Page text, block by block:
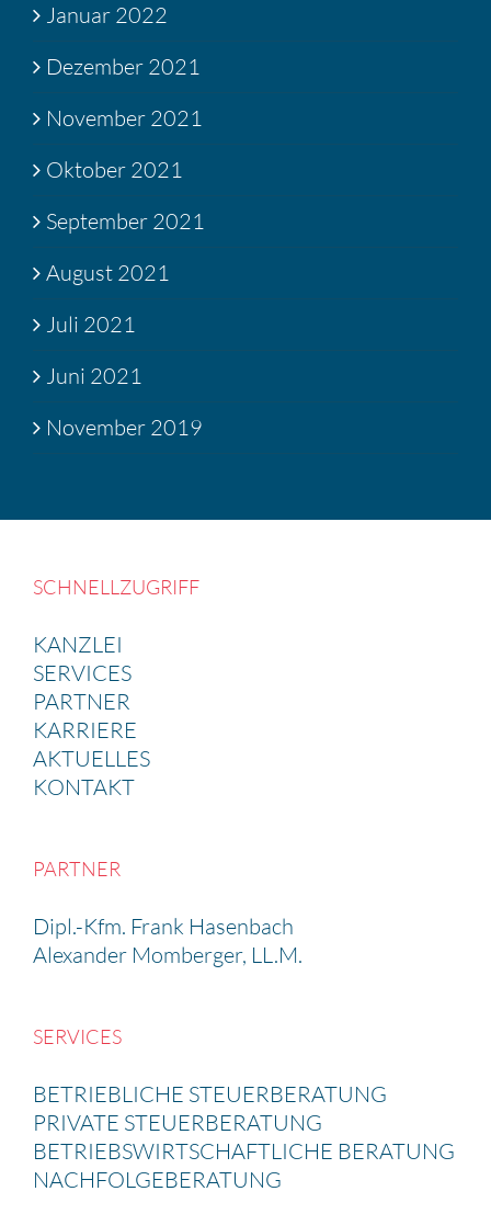
Januar 2022
Dezember 2021
November 2021
Oktober 2021
September 2021
August 2021
Juli 2021
Juni 2021
November 2019
SCHNELL­ZU­GRIFF
KANZLEI
SERVICES
PARTNER
KARRIERE
AKTUELLES
KONTAKT
PARTNER
Dipl.-Kfm. Frank Hasen­bach
Alexander Momberger, LL.M.
SERVICES
BETRIEB­LICHE STEUER­BE­RA­TUNG
PRIVATE STEUER­BE­RA­TUNG
BETRIEBS­WIRT­SCHAFT­LICHE BERATUNG
NACHFOL­GE­BE­RA­TUNG